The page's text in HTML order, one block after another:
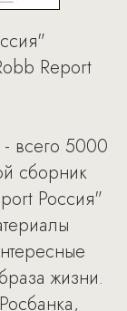
Report
- всего 5000
сборник
Россия"
жизни.